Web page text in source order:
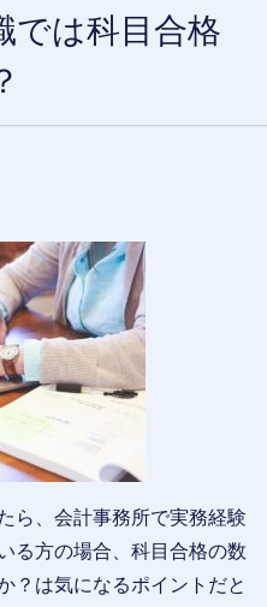
では科目合格
ら、会計事務所で実務経験
る方の場合、科目合格の数
？は気になるポイントだと